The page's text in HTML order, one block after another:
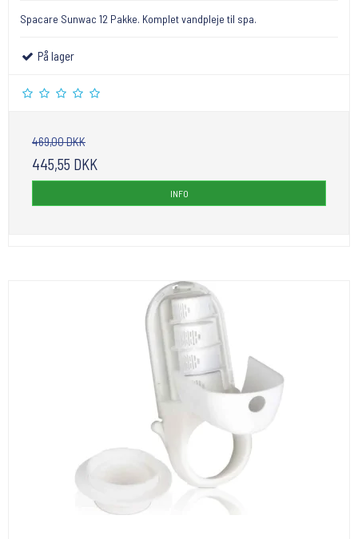
Spacare Sunwac 12 Pakke. Komplet vandpleje til spa.
På lager
469,00 DKK
445,55 DKK
INFO